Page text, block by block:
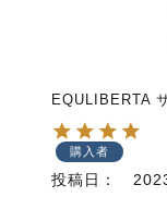
EQULIBERTA
購入者
投稿日